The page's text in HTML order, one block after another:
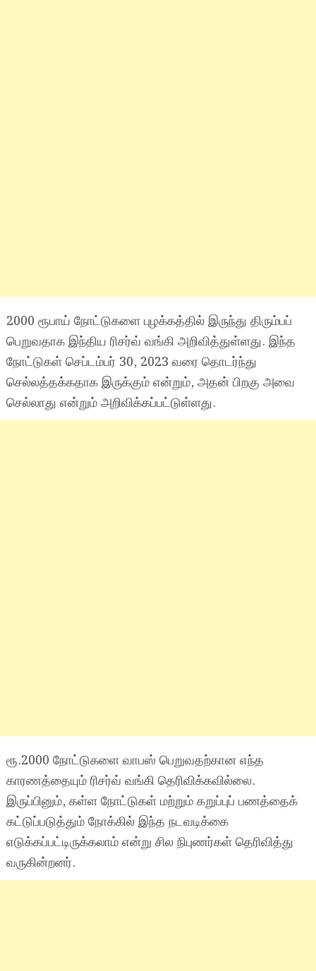
2000 ரூபாய் நோட்டுகளை புழக்கத்தில் இருந்து திரும்பப்
பெறுவதாக இந்திய ரிசர்வ் வங்கி அறிவித்துள்ளது. இந்த
நோட்டுகள் செப்டம்பர் 30, 2023 வரை தொடர்ந்து
செல்லத்தக்கதாக இருக்கும் என்றும், அதன் பிறகு அவை
செல்லாது என்றும் அறிவிக்கப்பட்டுள்ளது.
ரூ.2000 நோட்டுகளை வாபஸ் பெறுவதற்கான எந்த
காரணத்தையும் ரிசர்வ் வங்கி தெரிவிக்கவில்லை.
இருப்பினும், கள்ள நோட்டுகள் மற்றும் கறுப்புப் பணத்தைக்
கட்டுப்படுத்தும் நோக்கில் இந்த நடவடிக்கை
எடுக்கப்பட்டிருக்கலாம் என்று சில நிபுணர்கள் தெரிவித்து
வருகின்றனர்.